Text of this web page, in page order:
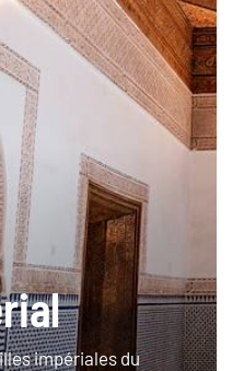
impériales du